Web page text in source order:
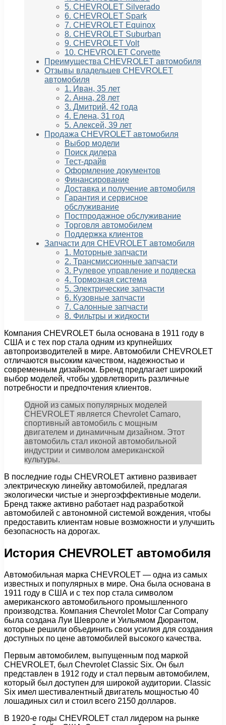
5. CHEVROLET Silverado
6. CHEVROLET Spark
7. CHEVROLET Equinox
8. CHEVROLET Suburban
9. CHEVROLET Volt
10. CHEVROLET Corvette
Преимущества CHEVROLET автомобиля
Отзывы владельцев CHEVROLET
автомобиля
1. Иван, 35 лет
2. Анна, 28 лет
3. Дмитрий, 42 года
4. Елена, 31 год
5. Алексей, 39 лет
Продажа CHEVROLET автомобиля
Выбор модели
Поиск дилера
Тест-драйв
Оформление документов
Финансирование
Доставка и получение автомобиля
Гарантия и сервисное
обслуживание
Постпродажное обслуживание
Торговля автомобилем
Поддержка клиентов
Запчасти для CHEVROLET автомобиля
1. Моторные запчасти
2. Трансмиссионные запчасти
3. Рулевое управление и подвеска
4. Тормозная система
5. Электрические запчасти
6. Кузовные запчасти
7. Салонные запчасти
8. Фильтры и жидкости
Компания CHEVROLET была основана в 1911 году в
США и с тех пор стала одним из крупнейших
автопроизводителей в мире. Автомобили CHEVROLET
отличаются высоким качеством, надежностью и
современным дизайном. Бренд предлагает широкий
выбор моделей, чтобы удовлетворить различные
потребности и предпочтения клиентов.
Одной из самых популярных моделей
CHEVROLET является Chevrolet Camaro,
спортивный автомобиль с мощным
двигателем и динамичным дизайном. Этот
автомобиль стал иконой автомобильной
индустрии и символом американской
культуры.
В последние годы CHEVROLET активно развивает
электрическую линейку автомобилей, предлагая
экологически чистые и энергоэффективные модели.
Бренд также активно работает над разработкой
автомобилей с автономной системой вождения, чтобы
предоставить клиентам новые возможности и улучшить
безопасность на дорогах.
История CHEVROLET автомобиля
Автомобильная марка CHEVROLET — одна из самых
известных и популярных в мире. Она была основана в
1911 году в США и с тех пор стала символом
американского автомобильного промышленного
производства. Компания Chevrolet Motor Car Company
была создана Луи Шевроле и Уильямом Дюрантом,
которые решили объединить свои усилия для создания
доступных по цене автомобилей высокого качества.
Первым автомобилем, выпущенным под маркой
CHEVROLET, был Chevrolet Classic Six. Он был
представлен в 1912 году и стал первым автомобилем,
который был доступен для широкой аудитории. Classic
Six имел шестивалентный двигатель мощностью 40
лошадиных сил и стоил всего 2150 долларов.
В 1920-е годы CHEVROLET стал лидером на рынке